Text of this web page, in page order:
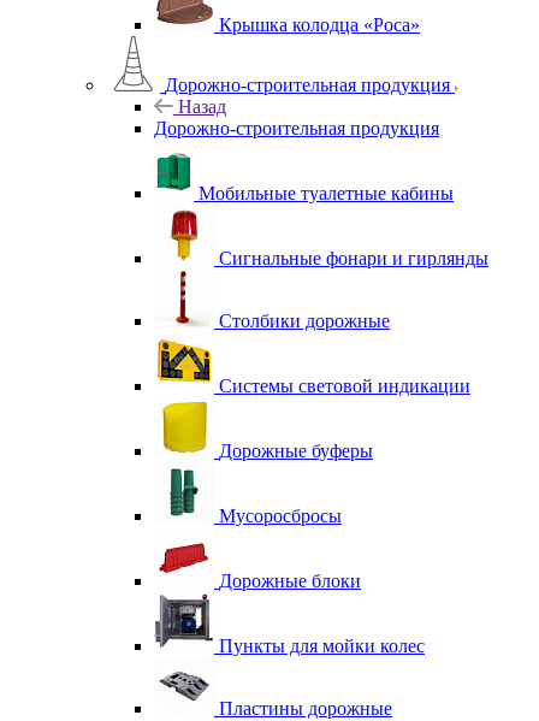
Крышка колодца «Роса»
Дорожно-строительная продукция
Назад
Дорожно-строительная продукция
Мобильные туалетные кабины
Сигнальные фонари и гирлянды
Столбики дорожные
Системы световой индикации
Дорожные буферы
Мусоросбросы
Дорожные блоки
Пункты для мойки колес
Пластины дорожные